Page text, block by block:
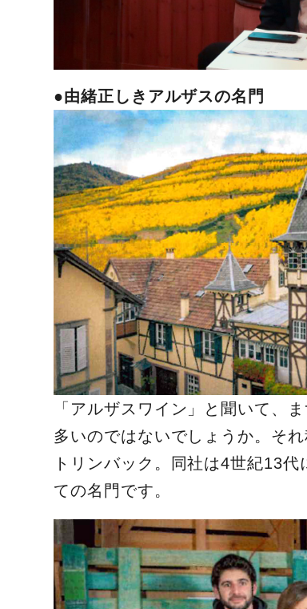
●由緒正しきアルザスの名門
「アルザスワイン」と聞いて、
多いのではないでしょうか。そ
トリンバック。同社は4世紀13
ての名門です。